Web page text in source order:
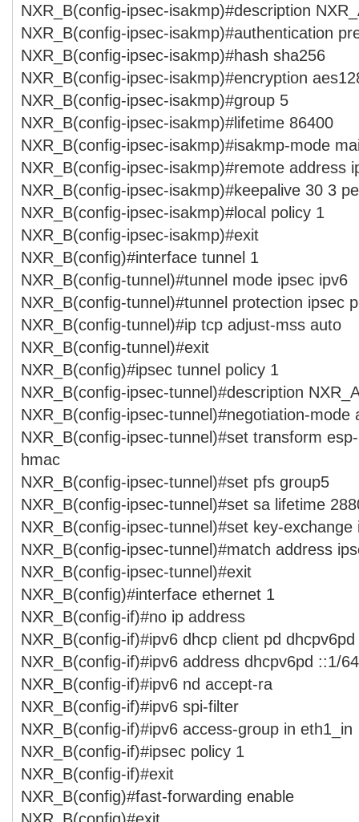
NXR_B(config-ipsec-isakmp)#description
NXR_B(config-ipsec-isakmp)#authentication
NXR_B(config-ipsec-isakmp)#hash sha256
NXR_B(config-ipsec-isakmp)#encryption
NXR_B(config-ipsec-isakmp)#group 5
NXR_B(config-ipsec-isakmp)#lifetime 86400
NXR_B(config-ipsec-isakmp)#isakmp-mode
NXR_B(config-ipsec-isakmp)#remote address
NXR_B(config-ipsec-isakmp)#keepalive 30 3
NXR_B(config-ipsec-isakmp)#local policy 1
NXR_B(config-ipsec-isakmp)#exit
NXR_B(config)#interface tunnel 1
NXR_B(config-tunnel)#tunnel mode ipsec ipv6
NXR_B(config-tunnel)#tunnel protection ipsec
NXR_B(config-tunnel)#ip tcp adjust-mss auto
NXR_B(config-tunnel)#exit
NXR_B(config)#ipsec tunnel policy 1
NXR_B(config-ipsec-tunnel)#description
NXR_B(config-ipsec-tunnel)#negotiation-mode
NXR_B(config-ipsec-tunnel)#set transform
hmac
NXR_B(config-ipsec-tunnel)#set pfs group5
NXR_B(config-ipsec-tunnel)#set sa lifetime
NXR_B(config-ipsec-tunnel)#set key-exchange
NXR_B(config-ipsec-tunnel)#match address
NXR_B(config-ipsec-tunnel)#exit
NXR_B(config)#interface ethernet 1
NXR_B(config-if)#no ip address
NXR_B(config-if)#ipv6 dhcp client pd dhcpv6pd
NXR_B(config-if)#ipv6 address dhcpv6pd ::1/64
NXR_B(config-if)#ipv6 nd accept-ra
NXR_B(config-if)#ipv6 spi-filter
NXR_B(config-if)#ipv6 access-group in eth1_in
NXR_B(config-if)#ipsec policy 1
NXR_B(config-if)#exit
NXR_B(config)#fast-forwarding enable